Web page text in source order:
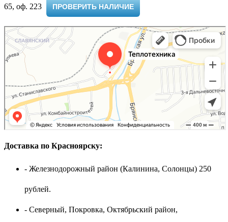
65, оф. 223 ​
ПРОВЕРИТЬ НАЛИЧИЕ
Доставка по Красноярску:
- Железнодорожный район (Калинина, Солонцы) 250
рублей.
- Северный, Покровка, Октябрьский район,